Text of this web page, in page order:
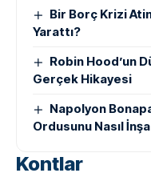
Bir Borç Krizi
Yarattı?
Robin Hood’un
Gerçek Hikayesi
Napolyon
Ordusunu Nasıl
Kontlar